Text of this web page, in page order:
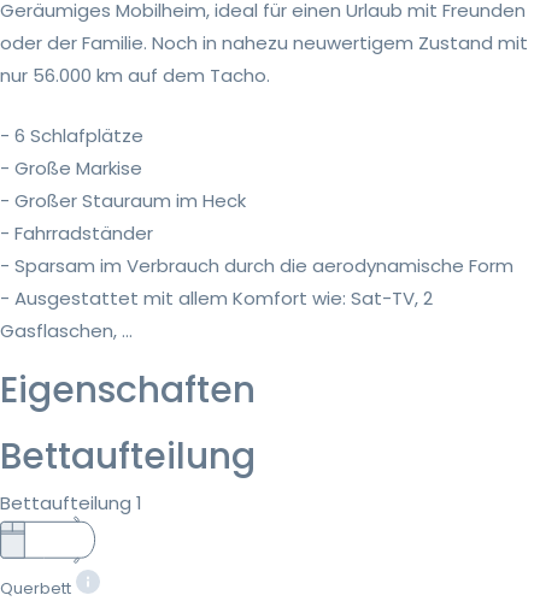
Geräumiges Mobilheim, ideal für einen Urlaub mit Freunden
oder der Familie. Noch in nahezu neuwertigem Zustand mit
nur 56.000 km auf dem Tacho.
- 6 Schlafplätze
- Große Markise
- Großer Stauraum im Heck
- Fahrradständer
- Sparsam im Verbrauch durch die aerodynamische Form
- Ausgestattet mit allem Komfort wie: Sat-TV, 2
Gasflaschen, ...
Eigenschaften
Bettaufteilung
Bettaufteilung 1
Querbett